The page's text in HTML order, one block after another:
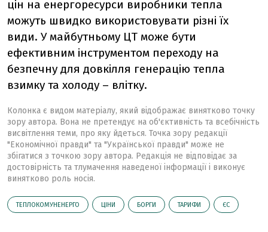
цін на енергоресурси виробники тепла
можуть швидко використовувати різні їх
види. У майбутньому ЦТ може бути
ефективним інструментом переходу на
безпечну для довкілля генерацію тепла
взимку та холоду – влітку.
Колонка є видом матеріалу, який відображає винятково точку
зору автора. Вона не претендує на об'єктивність та всебічність
висвітлення теми, про яку йдеться. Точка зору редакції
"Економічної правди" та "Української правди" може не
збігатися з точкою зору автора. Редакція не відповідає за
достовірність та тлумачення наведеної інформації і виконує
винятково роль носія.
ТЕПЛОКОМУНЕНЕРГО ЦІНИ БОРГИ ТАРИФИ ЄС